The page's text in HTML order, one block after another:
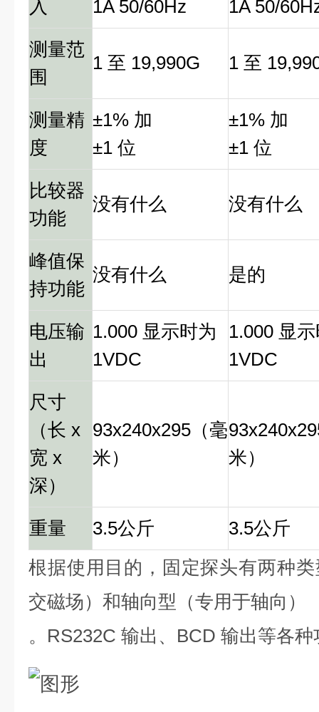
入 1A 50/60Hz
1A 50/
测量范
围
1 至 19,990G 1 至
测量精
度
±1% 加
±1 位
±1% 加
±1 位
比较器
功能
没有什么 没有什么
峰值保
持功能
没有什么 是的
电压输
出
1.000 显示时为
1VDC
1.000 显
1VDC
尺寸
（长 x
宽 x
深）
93x240x295（毫
米）
米）
重量 3.5公斤
3.5公斤
根据使用目的，固定探头有两种
交磁场）和轴向型（专用于轴向）
。RS232C 输出、BCD 输出等各